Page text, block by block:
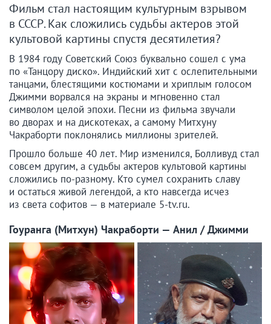
Фильм стал настоящим культурным взрывом
в СССР. Как сложились судьбы актеров этой
культовой картины спустя десятилетия?
В 1984 году Советский Союз буквально сошел с ума
по «Танцору диско». Индийский хит с ослепительными
танцами, блестящими костюмами и хриплым голосом
Джимми ворвался на экраны и мгновенно стал
символом целой эпохи. Песни из фильма звучали
во дворах и на дискотеках, а самому Митхуну
Чакраборти поклонялись миллионы зрителей.
Прошло больше 40 лет. Мир изменился, Болливуд стал
совсем другим, а судьбы актеров культовой картины
сложились по-разному. Кто сумел сохранить славу
и остаться живой легендой, а кто навсегда исчез
из света софитов — в материале 5-tv.ru.
Гоуранга (Митхун) Чакраборти — Анил / Джимми